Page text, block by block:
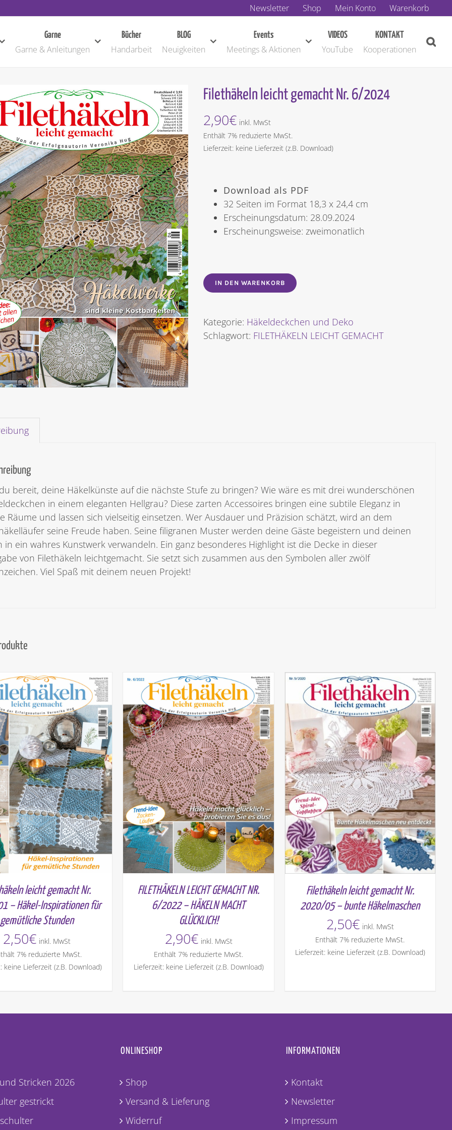
Newsletter Shop Mein Konto Warenkorb
Garne
Garne & Anleitungen
Bücher
Handarbeit
BLOG
Neuigkeiten
Events
Meetings & Aktionen
VIDEOS
YouTube
KONTAKT
Kooperationen
Filethäkeln leicht gemacht Nr. 6/2024
2,90€ inkl. MwSt
Enthält 7% reduzierte MwSt.
Lieferzeit: keine Lieferzeit (z.B. Download)
Download als PDF
32 Seiten im Format 18,3 x 24,4 cm
Erscheinungsdatum: 28.09.2024
Erscheinungsweise: zweimonatlich
IN DEN WARENKORB
Kategorie: Häkeldeckchen und Deko
Schlagwort: FILETHÄKELN LEICHT GEMACHT
bereit, deine Häkelkünste auf die nächste Stufe zu bringen? Wie wäre es mit drei wunderschönen
in einem eleganten Hellgrau? Diese zarten Accessoires bringen eine subtile Eleganz in
Räume und lassen sich vielseitig einsetzen. Wer Ausdauer und Präzision schätzt, wird an dem
seine Freude haben. Seine filigranen Muster werden deine Gäste begeistern und deinen
in ein wahres Kunstwerk verwandeln. Ein ganz besonderes Highlight ist die Decke in dieser
von Filethäkeln leichtgemacht. Sie setzt sich zusammen aus den Symbolen aller zwölf
Viel Spaß mit deinem neuen Projekt!
leicht gemacht Nr.
– Häkel-Inspirationen für
gemütliche Stunden
2,50€ inkl. MwSt
7% reduzierte MwSt.
keine Lieferzeit (z.B. Download)
FILETHÄKELN LEICHT GEMACHT NR.
6/2022 – HÄKELN MACHT
GLÜCKLICH!
2,90€ inkl. MwSt
Enthält 7% reduzierte MwSt.
Lieferzeit: keine Lieferzeit (z.B. Download)
Filethäkeln leicht gemacht Nr.
2020/05 – bunte Häkelmaschen
2,50€ inkl. MwSt
Enthält 7% reduzierte MwSt.
Lieferzeit: keine Lieferzeit (z.B. Download)
Stricken 2026
gestrickt
ONLINESHOP
Shop
Versand & Lieferung
Widerruf
INFORMATIONEN
Kontakt
Newsletter
Impressum